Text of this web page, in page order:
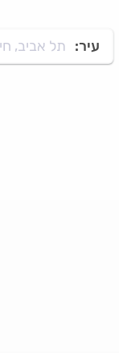
עיר: תל אביב,